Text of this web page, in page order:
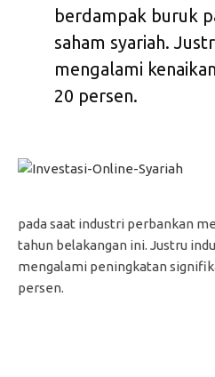
berdampak buruk
saham syariah.
mengalami
20 persen.
pada saat industri perbankan
tahun belakangan ini. Justru
mengalami peningkatan
persen.